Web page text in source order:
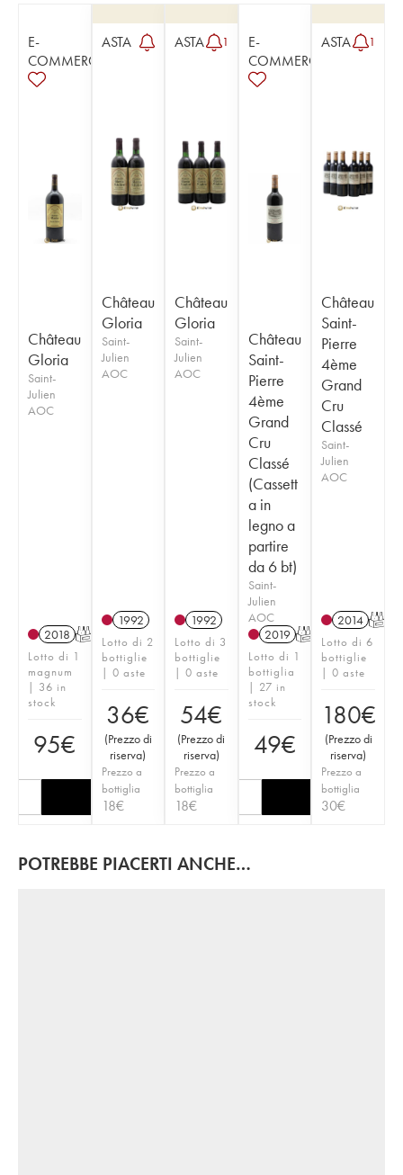
E-
COMMERCE
Château
Gloria
Saint-
Julien
AOC
2018 T
Lotto di 1
magnum
| 36 in
stock
95€
ASTA
Château
Gloria
Saint-
Julien
AOC
1992
Lotto di 2
bottiglie
| 0 aste
36€
(Prezzo di
riserva)
Prezzo a
bottiglia
18€
ASTA 1
Château
Gloria
Saint-
Julien
AOC
1992
Lotto di 3
bottiglie
| 0 aste
54€
(Prezzo di
riserva)
Prezzo a
bottiglia
18€
E-
COMMERCE
Château
Saint-
Pierre
4ème
Grand
Cru
Classé
(Cassett
a in
legno a
partire
da 6 bt)
Saint-
Julien
AOC
2019 T
Lotto di 1
bottiglia
| 27 in
stock
49€
ASTA 1
Château
Saint-
Pierre
4ème
Grand
Cru
Classé
Saint-
Julien
AOC
2014 T
Lotto di 6
bottiglie
| 0 aste
180€
(Prezzo di
riserva)
Prezzo a
bottiglia
30€
POTREBBE PIACERTI ANCHE…